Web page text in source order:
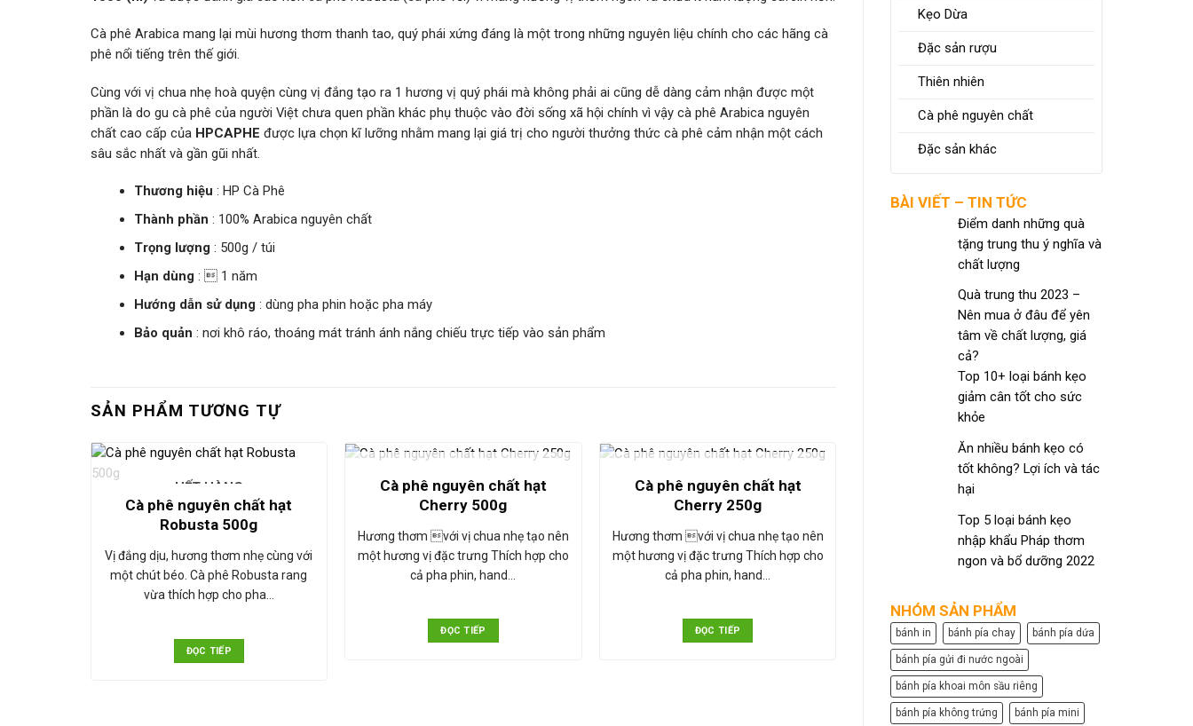
Cà phê Arabica mang lại mùi hương thơm thanh tao, quý phái xứng đáng là một trong những nguyên liệu chính cho các hãng cà
phê nổi tiếng trên thế giới.
Cùng với vị chua nhẹ hoà quyện cùng vị đắng tạo ra 1 hương vị quý phái mà không phải ai cũng dễ dàng cảm nhận được một
phần là do gu cà phê của người Việt chưa quen phần khác phụ thuộc vào đời sống xã hội chính vì vậy cà phê Arabica nguyên
chất cao cấp của HPCAPHE được lựa chọn kĩ lưỡng nhằm mang lại giá trị cho người thưởng thức cà phê cảm nhận một cách
sâu sắc nhất và gần gũi nhất.
Thương hiệu : HP Cà Phê
Thành phần : 100% Arabica nguyên chất
Trọng lượng : 500g / túi
Hạn dùng :  1 năm
Hướng dẫn sử dụng : dùng pha phin hoặc pha máy
Bảo quản : nơi khô ráo, thoáng mát tránh ánh nắng chiếu trực tiếp vào sản phẩm
SẢN PHẨM TƯƠNG TỰ
HẾT HÀNG
Cà phê nguyên chất hạt
Robusta 500g
Vị đắng dịu, hương thơm nhẹ cùng với
một chút béo. Cà phê Robusta rang
vừa thích hợp cho pha…
ĐỌC TIẾP
HẾT HÀNG
Cà phê nguyên chất hạt
Cherry 500g
Hương thơm với vị chua nhẹ tạo nên
một hương vị đặc trưng Thích hợp cho
cả pha phin, hand…
ĐỌC TIẾP
HẾT HÀNG
Cà phê nguyên chất hạt
Cherry 250g
Hương thơm với vị chua nhẹ tạo nên
một hương vị đặc trưng Thích hợp cho
cả pha phin, hand…
ĐỌC TIẾP
HẾT HÀNG
Cà phê nguyên chất hạt Culi
Hương thơm nhẹ của gỗ, mùi thảo mộc
của hạt Thích hợp cho cả pha phin và
ĐỌC TIẾP
Kẹo Dừa
Đặc sản rượu
Thiên nhiên
Cà phê nguyên chất
Đặc sản khác
BÀI VIẾT – TIN TỨC
Điểm danh những quà
tặng trung thu ý nghĩa và
chất lượng
Quà trung thu 2023 –
Nên mua ở đâu để yên
tâm về chất lượng, giá
cả?
Top 10+ loại bánh kẹo
giảm cân tốt cho sức
khỏe
Ăn nhiều bánh kẹo có
tốt không? Lợi ích và tác
hại
Top 5 loại bánh kẹo
nhập khẩu Pháp thơm
ngon và bổ dưỡng 2022
NHÓM SẢN PHẨM
bánh in bánh pía chay bánh pía dứa
bánh pía gửi đi nước ngoài
bánh pía khoai môn sầu riêng
bánh pía không trứng bánh pía mini